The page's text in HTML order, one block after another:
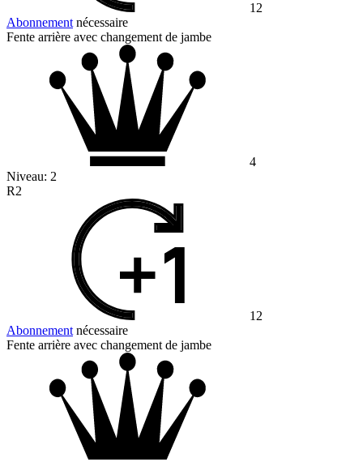
12
Abonnement nécessaire
Fente arrière avec changement de jambe
4
Niveau: 2
R2
12
Abonnement nécessaire
Fente arrière avec changement de jambe